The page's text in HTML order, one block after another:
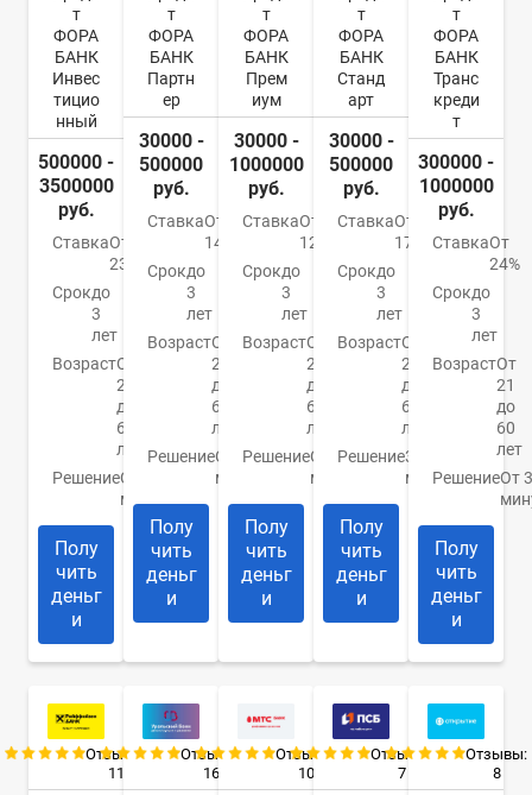
т
ФОРА
БАНК
Инвес
тицио
нный
500000 -
3500000
руб.
СтавкаОт
23%
Срокдо
3
лет
ВозрастОт
21
до
65
лет
РешениеОт 30
минут
Полу
чить
деньг
и
т
ФОРА
БАНК
Партн
ер
30000 -
500000
руб.
СтавкаОт
14,5%
Срокдо
3
лет
ВозрастОт
21
до
65
лет
РешениеОт 30
минут
Полу
чить
деньг
и
т
ФОРА
БАНК
Прем
иум
30000 -
1000000
руб.
СтавкаОт
12,8%
Срокдо
3
лет
ВозрастОт
21
до
65
лет
РешениеОт 30
минут
Полу
чить
деньг
и
т
ФОРА
БАНК
Станд
арт
30000 -
500000
руб.
СтавкаОт
17,5%
Срокдо
3
лет
ВозрастОт
21
до
65
лет
Решение30
минут
Полу
чить
деньг
и
т
ФОРА
БАНК
Транс
креди
т
300000 -
1000000
руб.
СтавкаОт
24%
Срокдо
3
лет
ВозрастОт
21
до
60
лет
РешениеОт
Полу
чить
деньг
и
Отзывы:
11
Отзывы:
16
Отзывы:
10
Отзывы:
7
Отзывы:
8